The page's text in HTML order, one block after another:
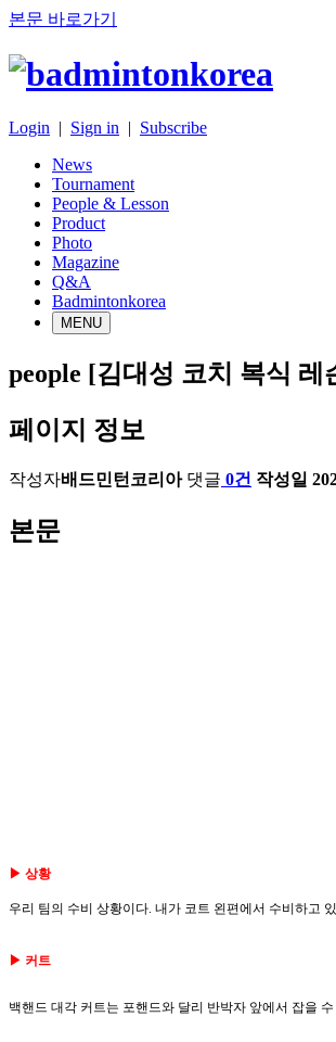
본문 바로가기
Login | Sign in | Subscribe
News
Tournament
People & Lesson
Product
Photo
Magazine
Q&A
Badmintonkorea
MENU
people [김대성 코치 복식 레
페이지 정보
작성자배드민턴코리아 댓글 0건 작성일
본문
▶ 상황
우리 팀의 수비 상황이다. 내가 코트 왼편에서 수비하고
▶ 커트
백핸드 대각 커트는 포핸드와 달리 반박자 앞에서 잡을